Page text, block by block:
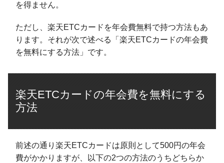
を得ません。
ただし、楽天ETCカードを年会費無料で持つ方法もあ
ります。それが次で述べる「楽天ETCカードの年会費
を無料にする方法」です。
楽天ETCカードの年会費を無料にする
方法
前述の通り楽天ETCカードは原則として500円の年会
費がかかりますが、以下の2つの方法のうちどちらか